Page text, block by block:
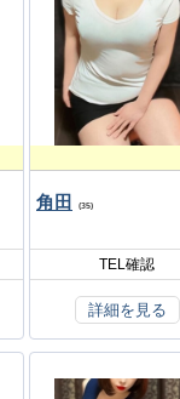
角田 (35)
TEL確認
詳細を見る